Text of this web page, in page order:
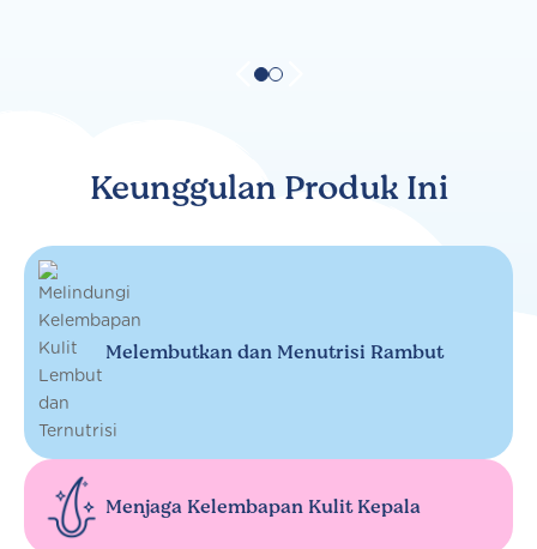
Keunggulan Produk Ini
Melembutkan dan Menutrisi Rambut
Menjaga Kelembapan Kulit Kepala